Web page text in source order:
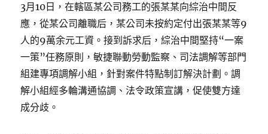
3月10日，在轄區某公司務工的張某某向綜治中間反
應，從某公司離職后，某公司未按約定付出張某某等9
人的9萬余元工資。接到訴求后，綜治中間堅持“一案
一策”任務原則，敏捷聯動勞動監察、司法調解等部門
組建專項調解小組，針對案件特點制訂解決計劃。調
解小組經多輪溝通協調、法令政策宣講，促使雙方達
成分歧。